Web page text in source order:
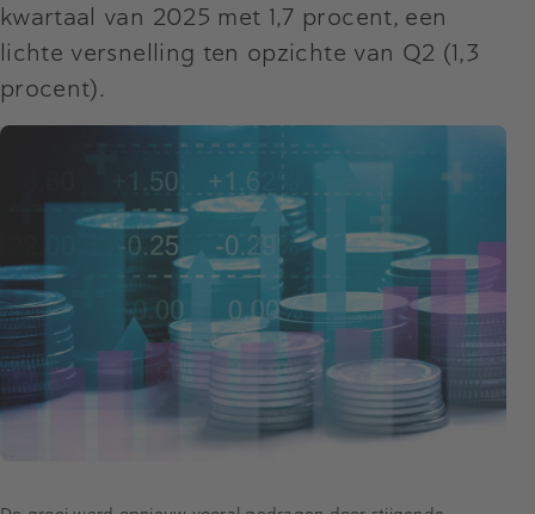
kwartaal van 2025 met 1,7 procent, een
lichte versnelling ten opzichte van Q2 (1,3
procent).